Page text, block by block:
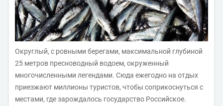
Округлый, с ровными берегами, максимальной глубиной
25 метров пресноводный водоем, окруженный
многочисленными легендами. Сюда ежегодно на отдых
приезжают миллионы туристов, чтобы соприкоснуться с
местами, где зарождалось государство Российское.